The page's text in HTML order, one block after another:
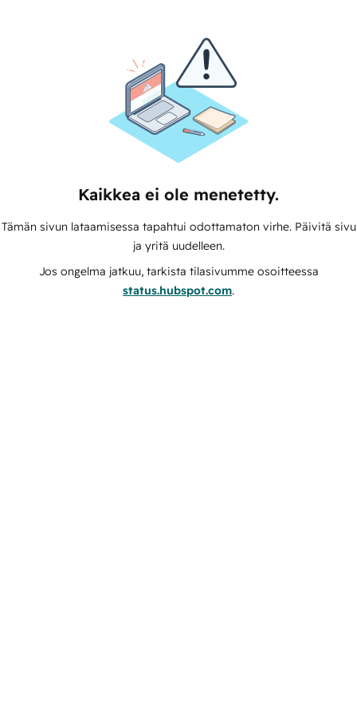
Kaikkea ei ole menetetty.
Tämän sivun lataamisessa tapahtui odottamaton virhe. Päivitä sivu
ja yritä uudelleen.
Jos ongelma jatkuu, tarkista tilasivumme osoitteessa
status.hubspot.com.